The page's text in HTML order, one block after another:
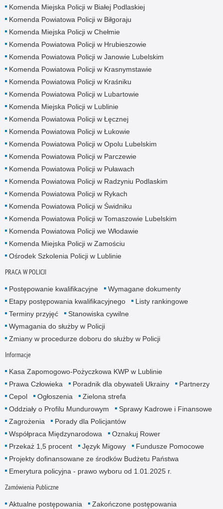
Komenda Miejska Policji w Białej Podlaskiej
Komenda Powiatowa Policji w Biłgoraju
Komenda Miejska Policji w Chełmie
Komenda Powiatowa Policji w Hrubieszowie
Komenda Powiatowa Policji w Janowie Lubelskim
Komenda Powiatowa Policji w Krasnymstawie
Komenda Powiatowa Policji w Kraśniku
Komenda Powiatowa Policji w Lubartowie
Komenda Miejska Policji w Lublinie
Komenda Powiatowa Policji w Łęcznej
Komenda Powiatowa Policji w Łukowie
Komenda Powiatowa Policji w Opolu Lubelskim
Komenda Powiatowa Policji w Parczewie
Komenda Powiatowa Policji w Puławach
Komenda Powiatowa Policji w Radzyniu Podlaskim
Komenda Powiatowa Policji w Rykach
Komenda Powiatowa Policji w Świdniku
Komenda Powiatowa Policji w Tomaszowie Lubelskim
Komenda Powiatowa Policji we Włodawie
Komenda Miejska Policji w Zamościu
Ośrodek Szkolenia Policji w Lublinie
PRACA W POLICJI
Postępowanie kwalifikacyjne
Wymagane dokumenty
Etapy postępowania kwalifikacyjnego
Listy rankingowe
Terminy przyjęć
Stanowiska cywilne
Wymagania do służby w Policji
Zmiany w procedurze doboru do służby w Policji
Informacje
Kasa Zapomogowo-Pożyczkowa KWP w Lublinie
Prawa Człowieka
Poradnik dla obywateli Ukrainy
Partnerzy
Cepol
Ogłoszenia
Zielona strefa
Oddziały o Profilu Mundurowym
Sprawy Kadrowe i Finansowe
Zagrożenia
Porady dla Policjantów
Współpraca Międzynarodowa
Oznakuj Rower
Przekaż 1,5 procent
Język Migowy
Fundusze Pomocowe
Projekty dofinansowane ze środków Budżetu Państwa
Emerytura policyjna - prawo wyboru od 1.01.2025 r.
Zamówienia Publiczne
Aktualne postępowania
Zakończone postępowania